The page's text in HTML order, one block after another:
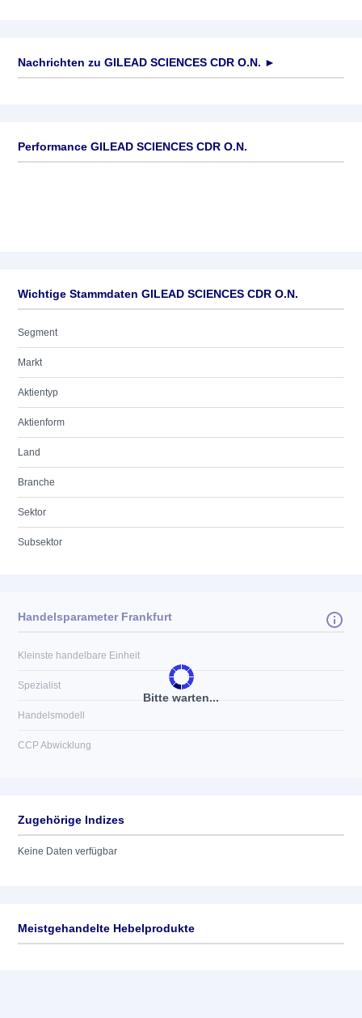
Nachrichten zu GILEAD SCIENCES CDR O.N. ►
Performance GILEAD SCIENCES CDR O.N.
Wichtige Stammdaten GILEAD SCIENCES CDR O.N.
Segment
Markt
Aktientyp
Aktienform
Land
Branche
Sektor
Subsektor
Bitte warten...
Handelsparameter Frankfurt
Kleinste handelbare Einheit
Spezialist
Handelsmodell
CCP Abwicklung
Zugehörige Indizes
Keine Daten verfügbar
Meistgehandelte Hebelprodukte